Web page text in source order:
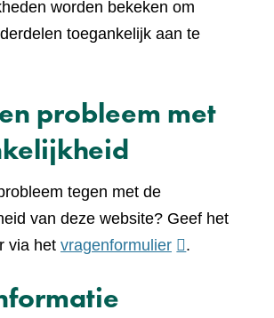
worden bekeken om
toegankelijk aan te
probleem met
tegen met de
van deze website? Geef het
via het vragenformulier(verwijst
.